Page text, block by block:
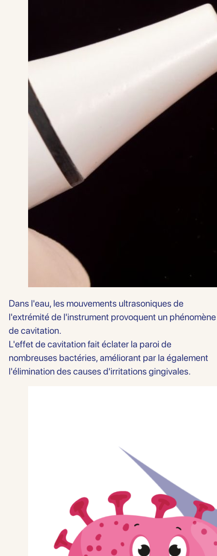
Dans l'eau, les mouvements ultrasoniques de
l'extrémité de l'instrument provoquent un phénomène
de cavitation.
L'effet de cavitation fait éclater la paroi de
nombreuses bactéries, améliorant par la également
l'élimination des causes d'irritations gingivales.
politique
des données